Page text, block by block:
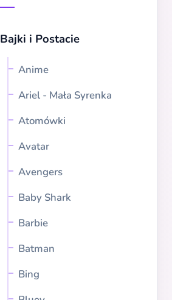
Bajki i Postacie
Anime
Ariel - Mała Syrenka
Atomówki
Avatar
Avengers
Baby Shark
Barbie
Batman
Bing